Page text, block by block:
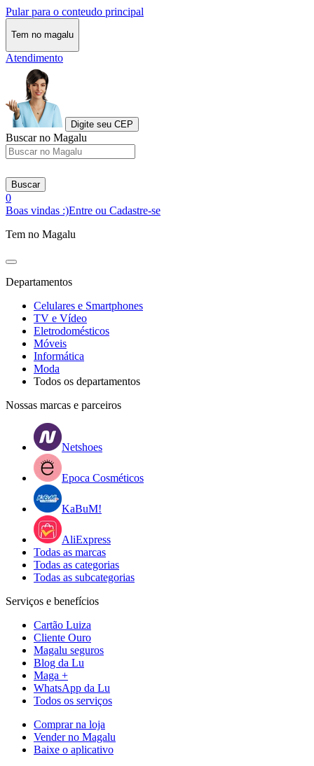
Pular para o conteudo principal
Tem no magalu
Atendimento
Digite seu CEP
Buscar no Magalu
Buscar
0
Boas vindas :)Entre ou Cadastre-se
Tem no Magalu
Departamentos
Celulares e Smartphones
TV e Vídeo
Eletrodomésticos
Móveis
Informática
Moda
Todos os departamentos
Nossas marcas e parceiros
Netshoes
Epoca Cosméticos
KaBuM!
AliExpress
Todas as marcas
Todas as categorias
Todas as subcategorias
Serviços e benefícios
Cartão Luiza
Cliente Ouro
Magalu seguros
Blog da Lu
Maga +
WhatsApp da Lu
Todos os serviços
Comprar na loja
Vender no Magalu
Baixe o aplicativo